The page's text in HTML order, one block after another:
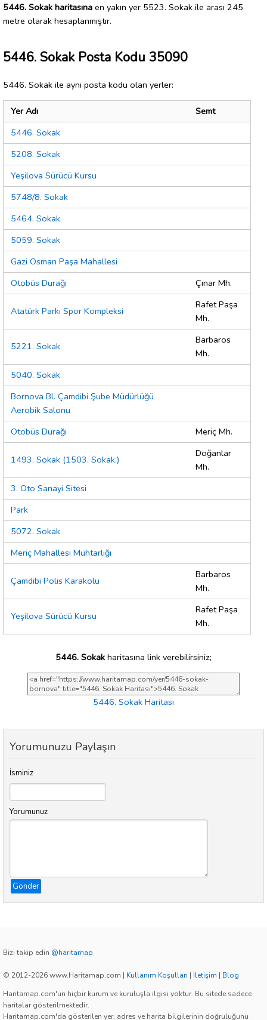
5446. Sokak haritasına en yakın yer 5523. Sokak ile arası 245
metre olarak hesaplanmıştır.
5446. Sokak Posta Kodu 35090
5446. Sokak ile aynı posta kodu olan yerler:
Yer Adı
Semt
5446. Sokak
5208. Sokak
Yeşilova Sürücü Kursu
5748/8. Sokak
5464. Sokak
5059. Sokak
Gazi Osman Paşa Mahallesi
Otobüs Durağı
Çınar Mh.
Atatürk Parkı Spor Kompleksi
Rafet Paşa
Mh.
5221. Sokak
Barbaros
Mh.
5040. Sokak
Bornova Bl. Çamdibi Şube Müdürlüğü
Aerobik Salonu
Otobüs Durağı
Meriç Mh.
1493. Sokak (1503. Sokak.)
Doğanlar
Mh.
3. Oto Sanayi Sitesi
Park
5072. Sokak
Meriç Mahallesi Muhtarlığı
Çamdibi Polis Karakolu
Barbaros
Mh.
Yeşilova Sürücü Kursu
Rafet Paşa
Mh.
5446. Sokak haritasına link verebilirsiniz;
5446. Sokak Haritası
Yorumunuzu Paylaşın
İsminiz
Yorumunuz
Gönder
Bizi takip edin @haritamap
© 2012-2026 www.Haritamap.com | Kullanım Koşulları | İletişim | Blog
Haritamap.com'un hiçbir kurum ve kuruluşla ilgisi yoktur. Bu sitede sadece
haritalar gösterilmektedir.
Haritamap.com'da gösterilen yer, adres ve harita bilgilerinin doğruluğunu